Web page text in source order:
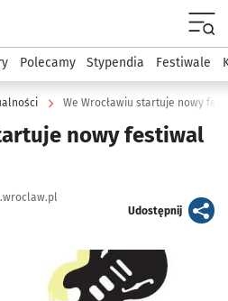
podserwis: Kultura
Polecamy Stypendia Festiwale
We Wrocławiu startuje nowy
nowy festiwal
Udostępnijartykuł